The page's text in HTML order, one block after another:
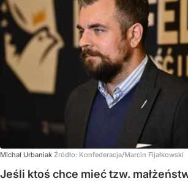
Michał Urbaniak Źródło: Konfederacja/Marcin Fijałkowski
Jeśli ktoś chce mieć tzw.